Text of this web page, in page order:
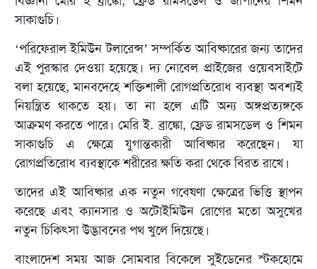
সাকাগুচি।
‘পরিফেরাল ইমিউন টলারেন্স’ সম্পর্কিত আবিষ্কারের জন্য তাদের
এই পুরস্কার দেওয়া হয়েছে। দ্য নোবেল প্রাইজের ওয়েবসাইটে
বলা হয়েছে, মানবদেহে শক্তিশালী রোগপ্রতিরোধ ব্যবস্থা অবশ্যই
নিয়ন্ত্রিত থাকতে হয়। তা না হলে এটি অন্য অঙ্গপ্রত্যঙ্গকে
আক্রমণ করতে পারে। মেরি ই. ব্রাঙ্কো, ফ্রেড রামসডেল ও শিমন
সাকাগুচি এ ক্ষেত্রে যুগান্তকারী আবিষ্কার করেছেন। যা
রোগপ্রতিরোধ ব্যবস্থাকে শরীরের ক্ষতি করা থেকে বিরত রাখে।
তাদের এই আবিষ্কার এক নতুন গবেষণা ক্ষেত্রের ভিত্তি স্থাপন
করেছে এবং ক্যানসার ও অটোইমিউন রোগের মতো অসুখের
নতুন চিকিৎসা উদ্ভাবনের পথ খুলে দিয়েছে।
বাংলাদেশ সময় আজ সোমবার বিকেলে সুইডেনের স্টকহোমে